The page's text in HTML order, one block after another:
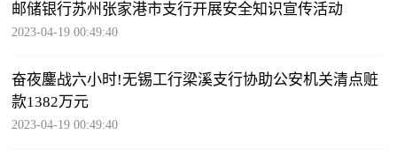
邮储银行苏州张家港市支行开展安全知识宣传活动
2023-04-19 00:49:40
奋夜鏖战六小时!无锡工行梁溪支行协助公安机关清点赃
款1382万元
2023-04-19 00:49:40